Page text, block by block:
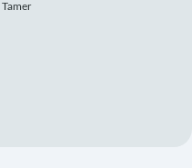
Tamer